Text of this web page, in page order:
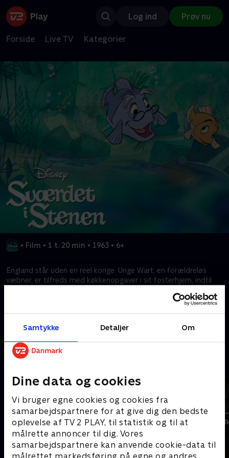
Samtykke Detaljer Om
Dine data og cookies
Vi bruger egne cookies og cookies fra
samarbejdspartnere for at give dig den bedste
oplevelse af TV 2 PLAY, til statistik og til at
målrette annoncer til dig. Vores
samarbejdspartnere kan anvende cookie-data til
Log ind Prøv nu
Forside Live TV Kategorier
• Film • 1 t. 20 min • 1963 • 6+
England står uden en reel konge. Unge Wart, en forældreløs
væbner, er tilfreds med køkkenopgaver i sit fosterhjem, indtil
Kræver tilkøb